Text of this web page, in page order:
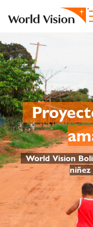
World Vision
niñez